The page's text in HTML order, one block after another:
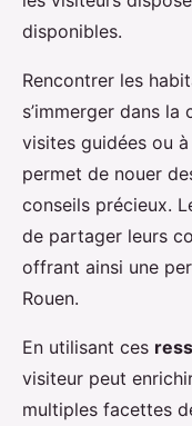
disponibles.
Rencontrer les
s’immerger dans
visites guidées ou
permet de nouer
conseils précieux.
de partager leurs
offrant ainsi une
Rouen.
En utilisant ces
visiteur peut
multiples facettes